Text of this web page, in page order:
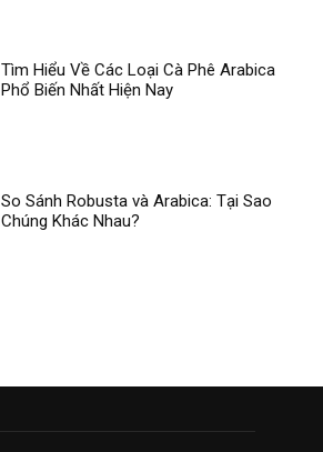
Tìm Hiểu Về Các Loại Cà Phê Arabica
Phổ Biến Nhất Hiện Nay
So Sánh Robusta và Arabica: Tại Sao
Chúng Khác Nhau?